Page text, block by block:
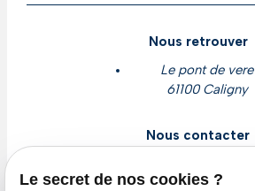
Nous retrouver
Le pont de vere
61100 Caligny
Nous contacter
02 78 77 16 56
Le secret de nos cookies ?